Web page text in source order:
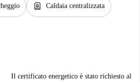
water_heater Caldaia centralizzata
Il certificato energetico è stato richiesto al